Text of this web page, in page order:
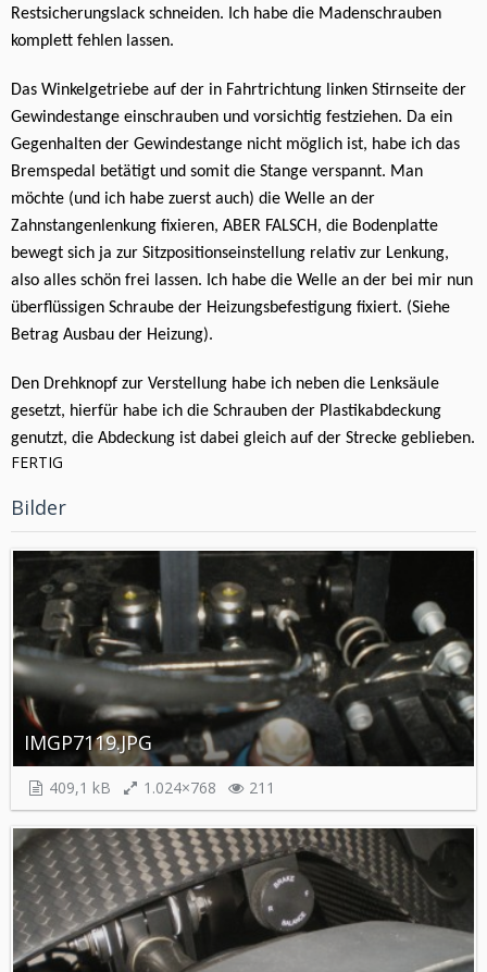
Restsicherungslack schneiden. Ich habe die Madenschrauben
komplett fehlen lassen.
Das Winkelgetriebe auf der in Fahrtrichtung linken Stirnseite der
Gewindestange einschrauben und vorsichtig festziehen. Da ein
Gegenhalten der Gewindestange nicht möglich ist, habe ich das
Bremspedal betätigt und somit die Stange verspannt. Man
möchte (und ich habe zuerst auch) die Welle an der
Zahnstangenlenkung fixieren, ABER FALSCH, die Bodenplatte
bewegt sich ja zur Sitzpositionseinstellung relativ zur Lenkung,
also alles schön frei lassen. Ich habe die Welle an der bei mir nun
überflüssigen Schraube der Heizungsbefestigung fixiert. (Siehe
Betrag Ausbau der Heizung).
Den Drehknopf zur Verstellung habe ich neben die Lenksäule
gesetzt, hierfür habe ich die Schrauben der Plastikabdeckung
genutzt, die Abdeckung ist dabei gleich auf der Strecke geblieben.
FERTIG
Bilder
IMGP7119.JPG
409,1 kB 1.024×768 211